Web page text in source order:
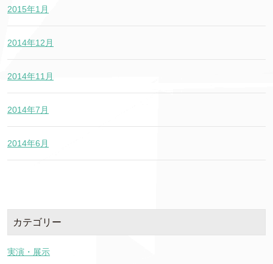
2015年1月
2014年12月
2014年11月
2014年7月
2014年6月
カテゴリー
実演・展示